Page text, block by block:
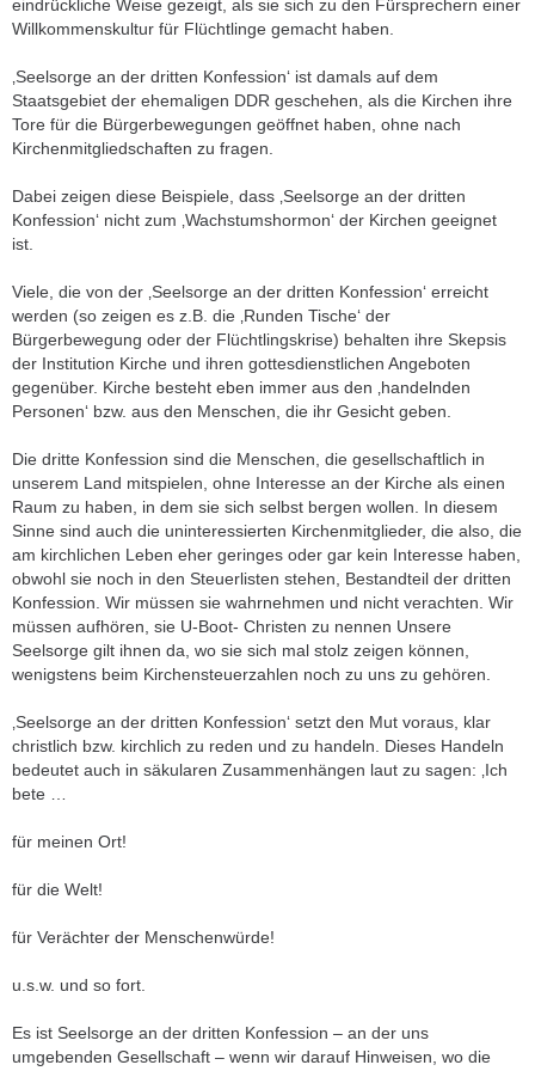
eindrückliche Weise gezeigt, als sie sich zu den Fürsprechern einer
Willkommenskultur für Flüchtlinge gemacht haben.
‚Seelsorge an der dritten Konfession‘ ist damals auf dem
Staatsgebiet der ehemaligen DDR geschehen, als die Kirchen ihre
Tore für die Bürgerbewegungen geöffnet haben, ohne nach
Kirchenmitgliedschaften zu fragen.
Dabei zeigen diese Beispiele, dass ‚Seelsorge an der dritten
Konfession‘ nicht zum ‚Wachstumshormon‘ der Kirchen geeignet
ist.
Viele, die von der ‚Seelsorge an der dritten Konfession‘ erreicht
werden (so zeigen es z.B. die ‚Runden Tische‘ der
Bürgerbewegung oder der Flüchtlingskrise) behalten ihre Skepsis
der Institution Kirche und ihren gottesdienstlichen Angeboten
gegenüber. Kirche besteht eben immer aus den ‚handelnden
Personen‘ bzw. aus den Menschen, die ihr Gesicht geben.
Die dritte Konfession sind die Menschen, die gesellschaftlich in
unserem Land mitspielen, ohne Interesse an der Kirche als einen
Raum zu haben, in dem sie sich selbst bergen wollen. In diesem
Sinne sind auch die uninteressierten Kirchenmitglieder, die also, die
am kirchlichen Leben eher geringes oder gar kein Interesse haben,
obwohl sie noch in den Steuerlisten stehen, Bestandteil der dritten
Konfession. Wir müssen sie wahrnehmen und nicht verachten. Wir
müssen aufhören, sie U-Boot- Christen zu nennen Unsere
Seelsorge gilt ihnen da, wo sie sich mal stolz zeigen können,
wenigstens beim Kirchensteuerzahlen noch zu uns zu gehören.
‚Seelsorge an der dritten Konfession‘ setzt den Mut voraus, klar
christlich bzw. kirchlich zu reden und zu handeln. Dieses Handeln
bedeutet auch in säkularen Zusammenhängen laut zu sagen: ‚Ich
bete …
für meinen Ort!
für die Welt!
für Verächter der Menschenwürde!
u.s.w. und so fort.
Es ist Seelsorge an der dritten Konfession – an der uns
umgebenden Gesellschaft – wenn wir darauf Hinweisen, wo die